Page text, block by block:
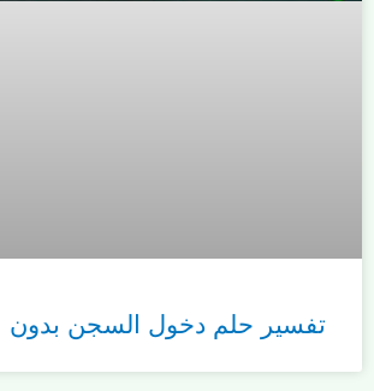
تفسير حلم دخول السجن